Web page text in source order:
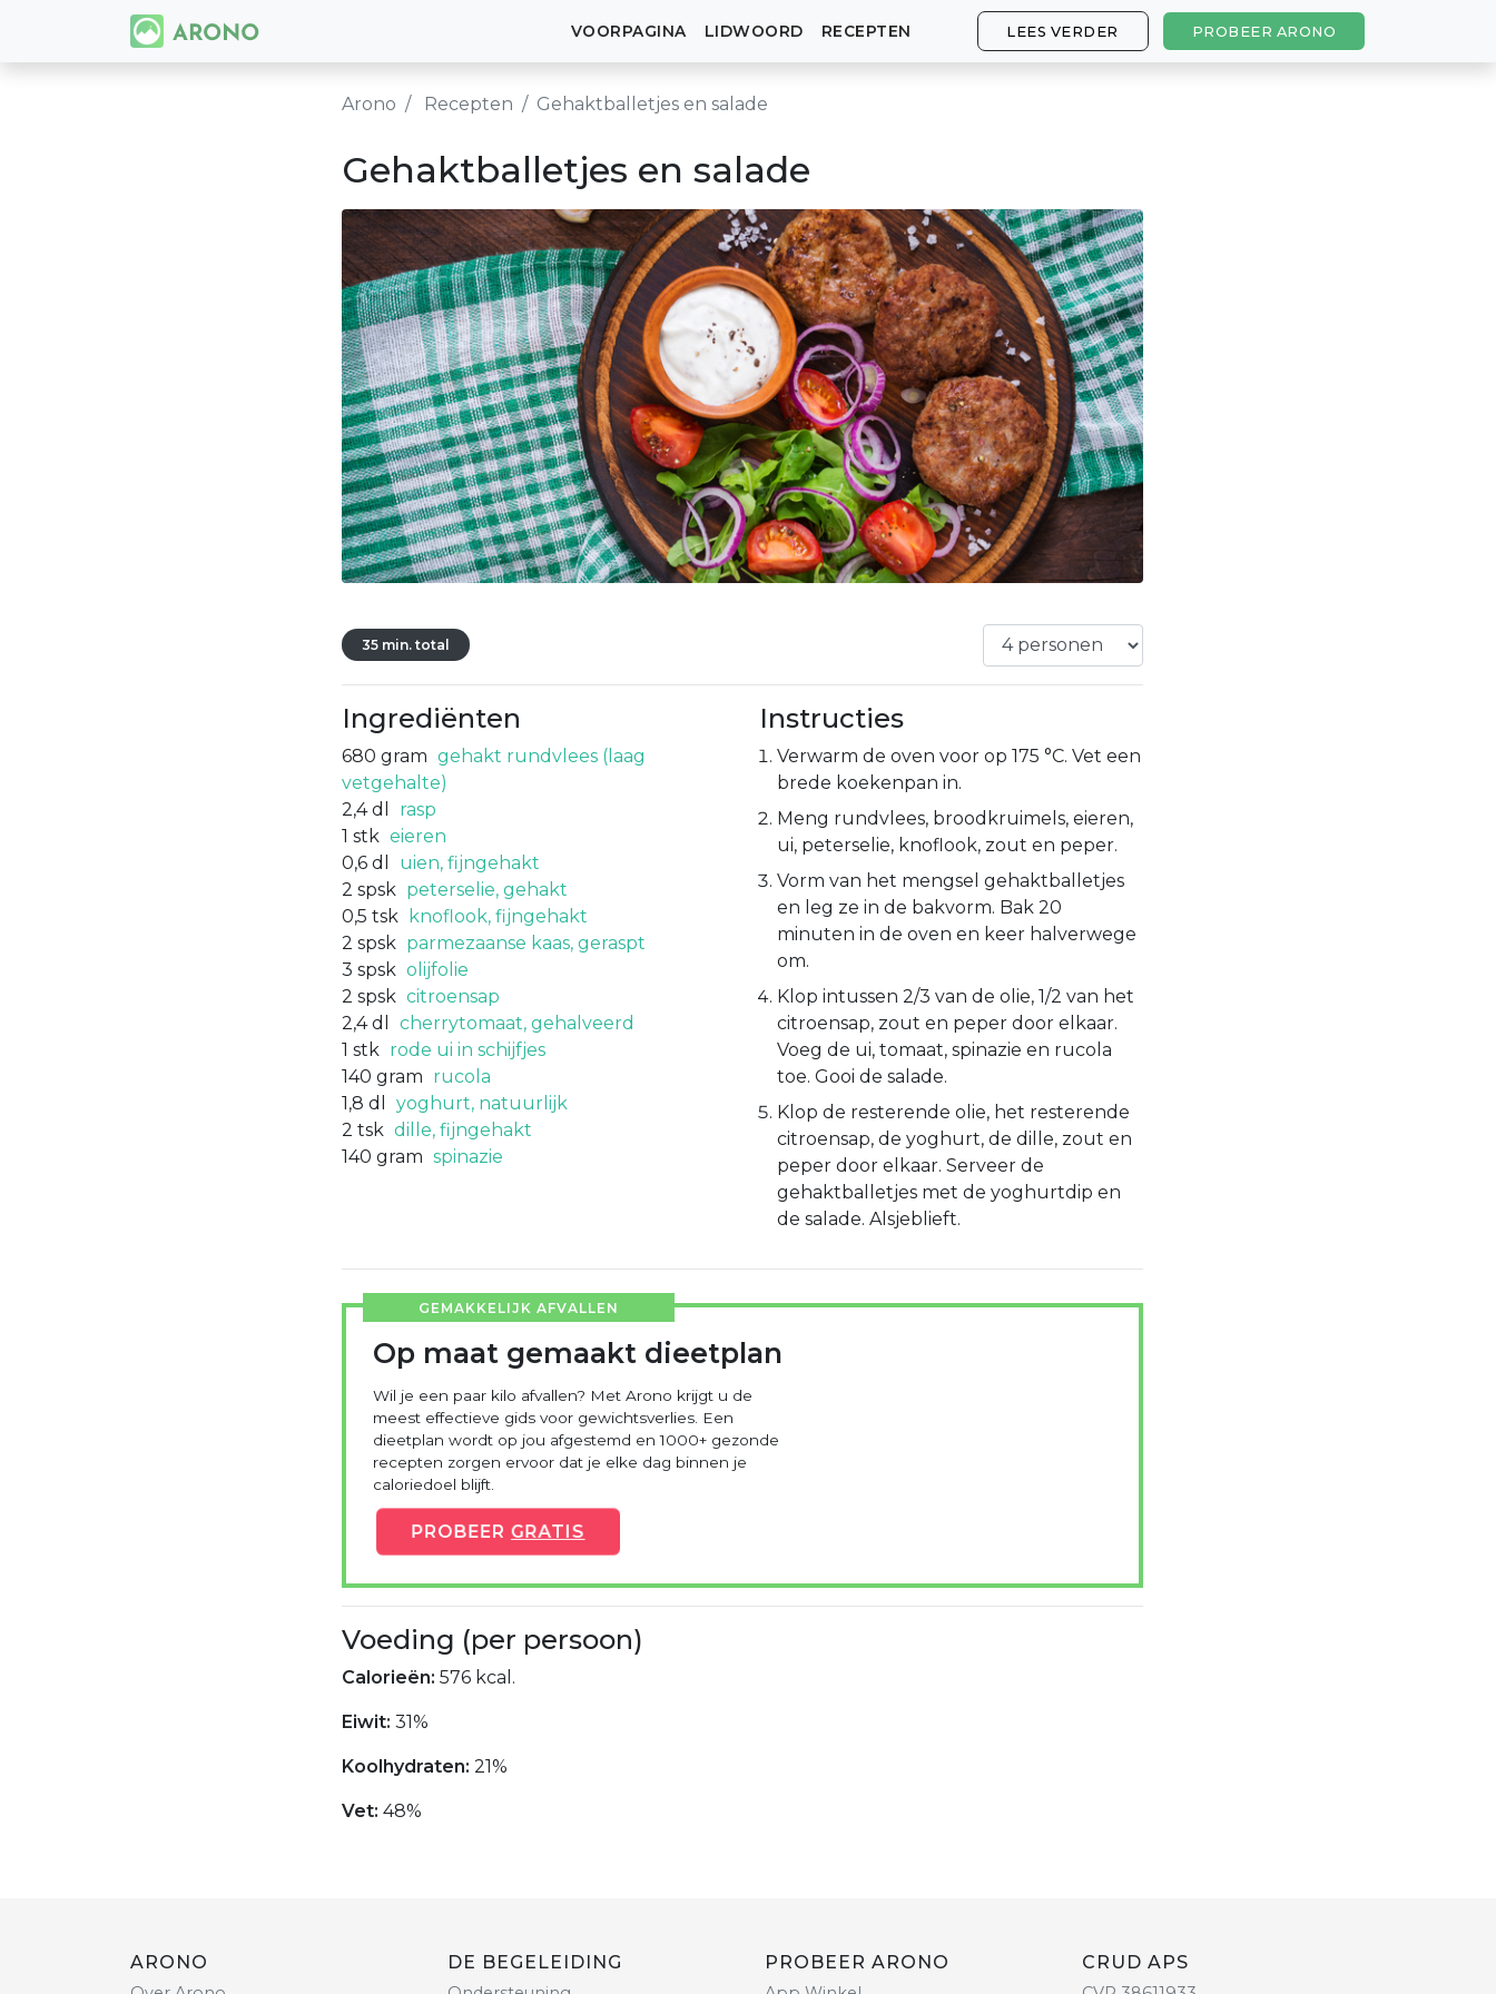
VOORPAGINA LIDWOORD RECEPTEN LEES VERDER PROBEER ARONO
Arono Recepten Gehaktballetjes en salade
Gehaktballetjes en salade
35 min. total
Ingrediënten
680 gram gehakt rundvlees (laag
vetgehalte)
2,4 dl
rasp
1 stk eieren
0,6 dl
uien, fijngehakt
2 spsk peterselie, gehakt
0,5 tsk
knoflook, fijngehakt
2 spsk parmezaanse kaas, geraspt
3 spsk olijfolie
2 spsk citroensap
2,4 dl
cherrytomaat, gehalveerd
1 stk rode ui in schijfjes
140 gram rucola
1,8 dl
yoghurt, natuurlijk
2 tsk dille, fijngehakt
140 gram spinazie
Instructies
Verwarm de oven voor op 175 °C. Vet een
brede koekenpan in.
Meng rundvlees, broodkruimels, eieren,
ui, peterselie, knoflook, zout en peper.
Vorm van het mengsel gehaktballetjes
en leg ze in de bakvorm. Bak 20
minuten in de oven en keer halverwege
om.
Klop intussen 2/3 van de olie, 1/2 van het
citroensap, zout en peper door elkaar.
Voeg de ui, tomaat, spinazie en rucola
toe. Gooi de salade.
Klop de resterende olie, het resterende
citroensap, de yoghurt, de dille, zout en
peper door elkaar. Serveer de
gehaktballetjes met de yoghurtdip en
de salade. Alsjeblieft.
GEMAKKELIJK AFVALLEN
Op maat gemaakt dieetplan
Wil je een paar kilo afvallen? Met Arono krijgt u de
meest effectieve gids voor gewichtsverlies. Een
dieetplan wordt op jou afgestemd en 1000+ gezonde
recepten zorgen ervoor dat je elke dag binnen je
caloriedoel blijft.
PROBEER GRATIS
Voeding (per persoon)
Calorieën: 576 kcal.
Eiwit: 31%
Koolhydraten: 21%
Vet: 48%
ARONO DE BEGELEIDING PROBEER ARONO CRUD APS